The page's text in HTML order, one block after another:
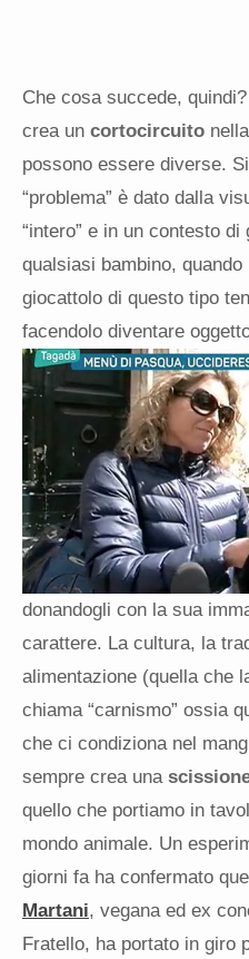
Che cosa succede,
crea un cortocircuito
possono essere diverse.
“problema” è dato dalla
“intero” e in un contesto
qualsiasi bambino,
giocattolo di questo tipo
facendolo diventare
donandogli con la sua
carattere. La cultura, la
alimentazione (quella che
chiama “carnismo” ossia
che ci condiziona nel
sempre crea una
quello che portiamo in
mondo animale. Un
giorni fa ha confermato
Martani, vegana ed ex
Fratello, ha portato in giro